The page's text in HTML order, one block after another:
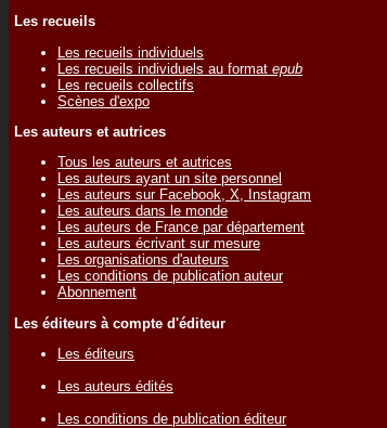
Les recueils
Les recueils individuels
Les recueils individuels au format epub
Les recueils collectifs
Scènes d'expo
Les auteurs et autrices
Tous les auteurs et autrices
Les auteurs ayant un site personnel
Les auteurs sur Facebook, X, Instagram
Les auteurs dans le monde
Les auteurs de France par département
Les auteurs écrivant sur mesure
Les organisations d'auteurs
Les conditions de publication auteur
Abonnement
Les éditeurs à compte d'éditeur
Les éditeurs
Les auteurs édités
Les conditions de publication éditeur